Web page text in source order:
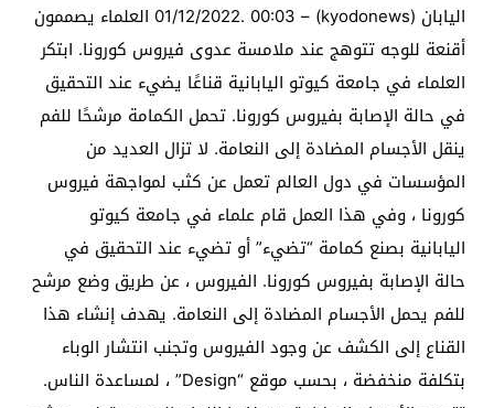
اليابان (kyodonews) – 01/12/2022. 00:03 العلماء يصممون
أقنعة للوجه تتوهج عند ملامسة عدوى فيروس كورونا. ابتكر
العلماء في جامعة كيوتو اليابانية قناعًا يضيء عند التحقيق
في حالة الإصابة بفيروس كورونا. تحمل الكمامة مرشحًا للفم
ينقل الأجسام المضادة إلى النعامة. لا تزال العديد من
المؤسسات في دول العالم تعمل عن كثب لمواجهة فيروس
كورونا ، وفي هذا العمل قام علماء في جامعة كيوتو
اليابانية بصنع كمامة “تضيء” أو تضيء عند التحقيق في
حالة الإصابة بفيروس كورونا. الفيروس ، عن طريق وضع مرشح
للفم يحمل الأجسام المضادة إلى النعامة. يهدف إنشاء هذا
القناع إلى الكشف عن وجود الفيروس وتجنب انتشار الوباء
بتكلفة منخفضة ، بحسب موقع “Design” ، لمساعدة الناس.